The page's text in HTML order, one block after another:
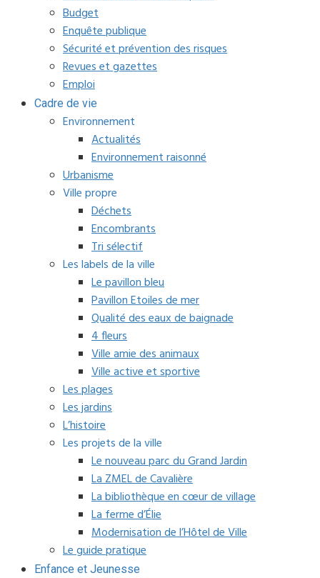
Budget
Enquête publique
Sécurité et prévention des risques
Revues et gazettes
Emploi
Cadre de vie
Environnement
Actualités
Environnement raisonné
Urbanisme
Ville propre
Déchets
Encombrants
Tri sélectif
Les labels de la ville
Le pavillon bleu
Pavillon Etoiles de mer
Qualité des eaux de baignade
4 fleurs
Ville amie des animaux
Ville active et sportive
Les plages
Les jardins
L’histoire
Les projets de la ville
Le nouveau parc du Grand Jardin
La ZMEL de Cavalière
La bibliothèque en cœur de village
La ferme d’Élie
Modernisation de l’Hôtel de Ville
Le guide pratique
Enfance et Jeunesse